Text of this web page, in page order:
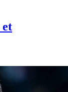
et